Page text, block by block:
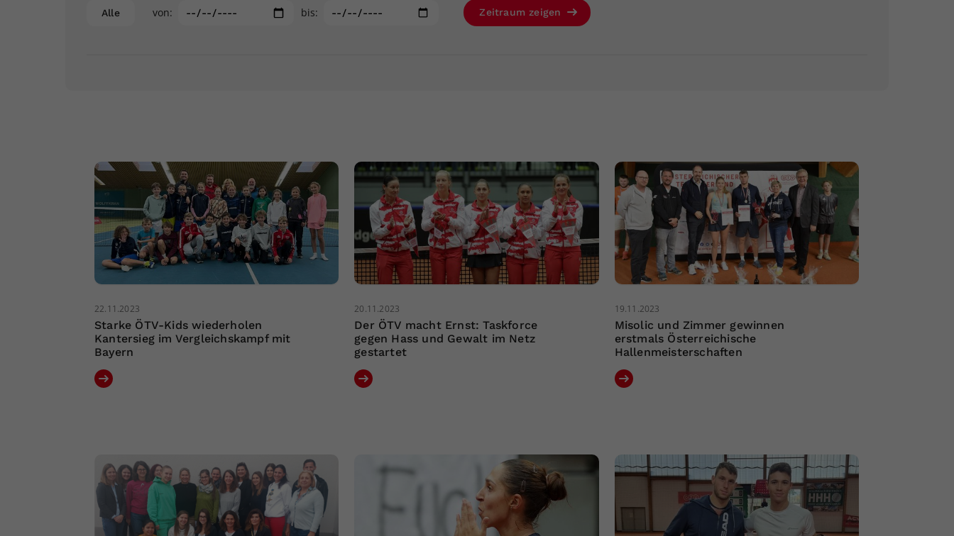
Alle von: bis: Zeitraum zeigen
22.11.2023
Starke ÖTV-Kids wiederholen
Kantersieg im Vergleichskampf mit
Bayern
20.11.2023
Der ÖTV macht Ernst: Taskforce
gegen Hass und Gewalt im Netz
gestartet
19.11.2023
Misolic und Zimmer gewinnen
erstmals Österreichische
Hallenmeisterschaften
Ihrer vorgenommen Einstellungen, falls der